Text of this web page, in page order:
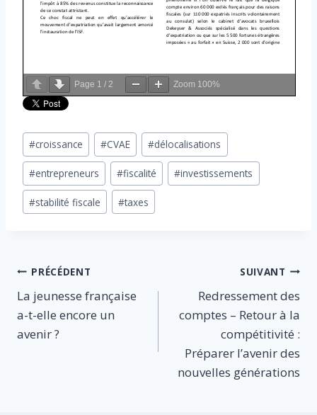
Page 1 / 2 Zoom 100%
Étiquettes
de
la
publication :
#croissance #CVAE #délocalisations
#entrepreneurs #fiscalité #investissements
#stabilité fiscale #taxes
Navigation
de
l’article
PRÉCÉDENT
La jeunesse française
a-t-elle encore un
avenir ?
SUIVANT
Redressement des
comptes – Retour à la
compétitivité :
Préparer l’avenir des
nouvelles générations